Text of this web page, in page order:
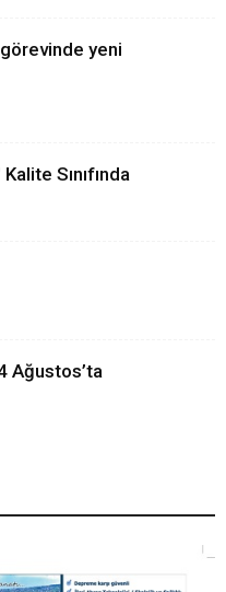
yeni
Sınıfında
Ağustos’ta